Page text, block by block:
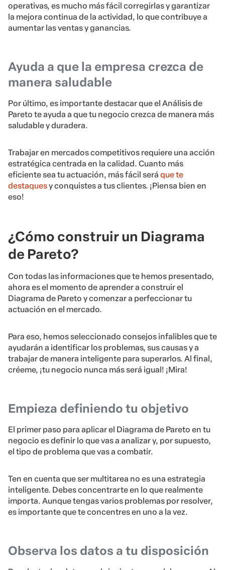
operativas, es mucho más fácil corregirlas y garantizar
la mejora continua de la actividad, lo que contribuye a
aumentar las ventas y ganancias.
Ayuda a que la empresa crezca de
manera saludable
Por último, es importante destacar que el Análisis de
Pareto te ayuda a que tu negocio crezca de manera más
saludable y duradera.
Trabajar en mercados competitivos requiere una acción
estratégica centrada en la calidad. Cuanto más
eficiente sea tu actuación, más fácil será que te
destaquesy conquistes a tus clientes. ¡Piensa bien en
eso!
¿Cómo construir un Diagrama
de Pareto?
Con todas las informaciones que te hemos presentado,
ahora es el momento de aprender a construir el
Diagrama de Pareto y comenzar a perfeccionar tu
actuación en el mercado.
Para eso, hemos seleccionado consejos infalibles que te
ayudarán a identificar los problemas, sus causas y a
trabajar de manera inteligente para superarlos. Al final,
créeme, ¡tu negocio nunca más será igual! ¡Mira!
Empieza definiendo tu objetivo
El primer paso para aplicar el Diagrama de Pareto en tu
negocio es definir lo que vas a analizar y, por supuesto,
el tipo de problema que vas a combatir.
Ten en cuenta que ser multitarea no es una estrategia
inteligente. Debes concentrarte en lo que realmente
importa. Aunque tengas varios problemas por resolver,
es importante que te concentres en uno a la vez.
Observa los datos a tu disposición